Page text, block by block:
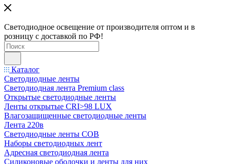
Светодиодное освещение от производителя оптом и в
розницу с доставкой по РФ!
Каталог
Светодиодные ленты
Светодиодная лента Premium class
Открытые светодиодные ленты
Ленты открытые CRI>98 LUX
Влагозащищенные светодиодные ленты
Лента 220в
Светодиодные ленты COB
Наборы светодиодных лент
Адресная светодиодная лента
Силиконовые оболочки и ленты для них